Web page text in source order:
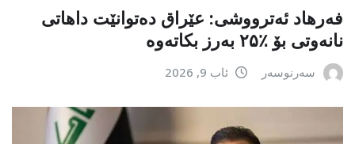
فەرهاد ئەترووشی: عێراق دەتوانێت داهاتی
نانەوتی بۆ ٪۲۵ بەرز بکاتەوە
سەرنوسەر ئاب 9, 2026